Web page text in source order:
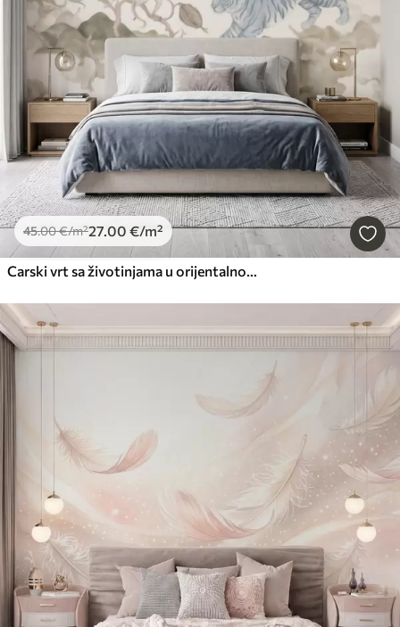
45.00€/m²27.00 €/m²
Carski vrt sa životinjama u orijentalnom stilu - majmunom, leopardom, tigrom, paunom i čapljom